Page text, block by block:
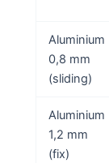
Aluminium
0,8 mm
(sliding)
Aluminium
1,2 mm
(fix)